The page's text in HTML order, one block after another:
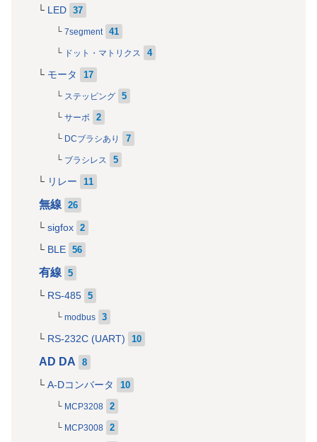
LED 37
7segment 41
ドット・マトリクス 4
モータ 17
ステッピング 5
サーボ 2
DCブラシあり 7
ブラシレス 5
リレー 11
無線 26
sigfox 2
BLE 56
有線 5
RS-485 5
modbus 3
RS-232C (UART) 10
AD DA 8
A-Dコンバータ 10
MCP3208 2
MCP3008 2